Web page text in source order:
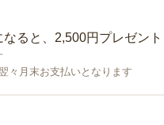
ると、2,500円プレゼント
々月末お支払いとなります